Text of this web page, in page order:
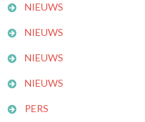
NIEUWS
NIEUWS
NIEUWS
NIEUWS
PERS